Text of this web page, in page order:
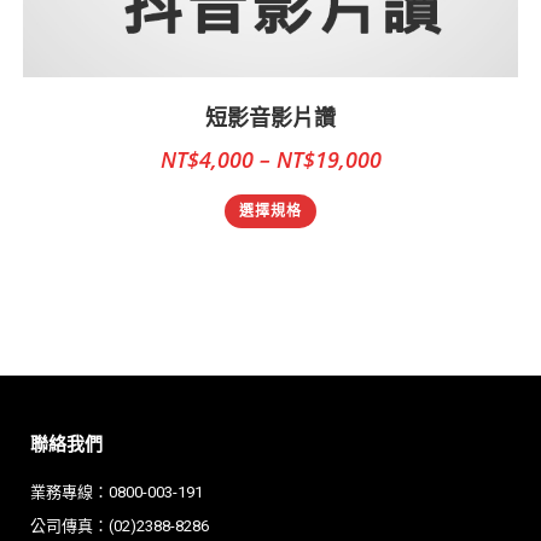
短影音影片讚
NT$4,000– NT$19,000
選擇規格
聯絡我們
業務專線：0800-003-191
公司傳真：(02)2388-8286